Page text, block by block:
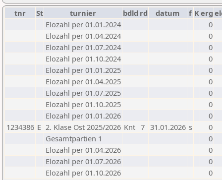
tnr St turnier bdld rd datum f Kerg
Elozahl per 01.01.2024
0
Elozahl per 01.04.2024
0
Elozahl per 01.07.2024
0
Elozahl per 01.10.2024
0
Elozahl per 01.01.2025
0
Elozahl per 01.04.2025
0
Elozahl per 01.07.2025
0
Elozahl per 01.10.2025
0
Elozahl per 01.01.2026
0
1234386 E 2. Klase Ost 2025/2026 Knt 7 31.01.2026 s
0
Gesamtpartien 1
0
Elozahl per 01.04.2026
0
Elozahl per 01.07.2026
0
Elozahl per 01.10.2026
0